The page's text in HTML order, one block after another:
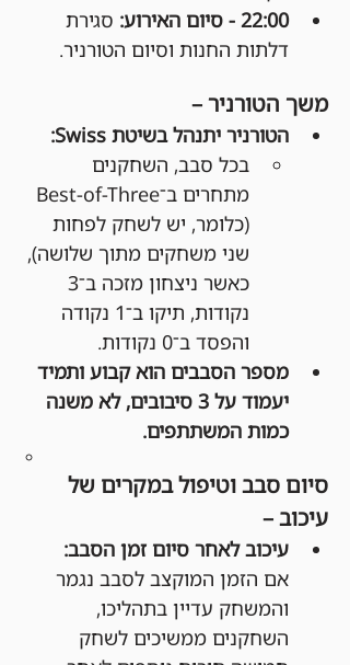
22:00 - סיום האירוע:
סגירת
דלתות החנות וסיום הטורניר.
משך הטורניר –
הטורניר יתנהל בשיטת Swiss:
בכל סבב, השחקנים
(כלומר, יש לשחק לפחות
שני משחקים מתוך שלושה),
נקודות, תיקו ב־1 נקודה
והפסד ב־0 נקודות.
מספר הסבבים הוא קבוע ותמיד
יעמוד על 3 סיבובים, לא משנה
כמות המשתתפים.
סיום סבב וטיפול במקרים של
עיכוב –
עיכוב לאחר סיום זמן הסבב:
אם הזמן המוקצב לסבב נגמר
והמשחק עדיין בתהליכו,
השחקנים ממשיכים לשחק